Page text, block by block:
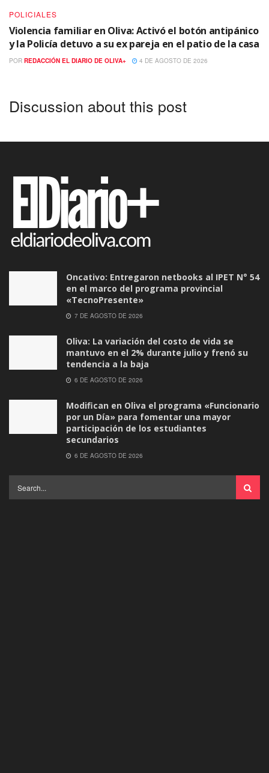
POLICIALES
Violencia familiar en Oliva: Activó el botón antipánico
y la Policía detuvo a su ex pareja en el patio de la casa
POR REDACCIÓN EL DIARIO DE OLIVA+ 4 DE AGOSTO DE 2026
Discussion about this post
Oncativo: Entregaron netbooks al IPET N° 54
en el marco del programa provincial
«TecnoPresente»
7 DE AGOSTO DE 2026
Oliva: La variación del costo de vida se
mantuvo en el 2% durante julio y frenó su
tendencia a la baja
6 DE AGOSTO DE 2026
Modifican en Oliva el programa «Funcionario
por un Día» para fomentar una mayor
participación de los estudiantes
secundarios
6 DE AGOSTO DE 2026